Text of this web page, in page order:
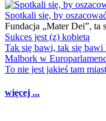
Spotkali się, by
Fundacja „Mater Dei”, ta
Sukces jest (z) kobietą
Tak się bawi, tak się
Malbork w
To nie jest jakieś tam
więcej ...